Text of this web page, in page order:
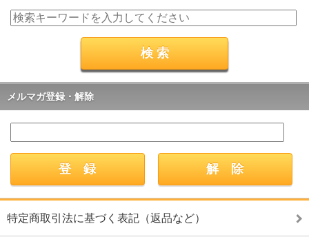
メルマガ登録・解除
特定商取引法に基づく表記（返品など）